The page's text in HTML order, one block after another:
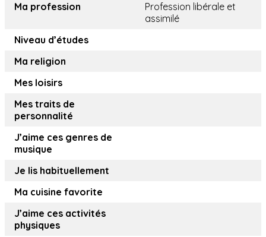
Ma profession
Profession libérale et
assimilé
Niveau d’études
Ma religion
Mes loisirs
Mes traits de
personnalité
J’aime ces genres de
musique
Je lis habituellement
Ma cuisine favorite
J’aime ces activités
physiques